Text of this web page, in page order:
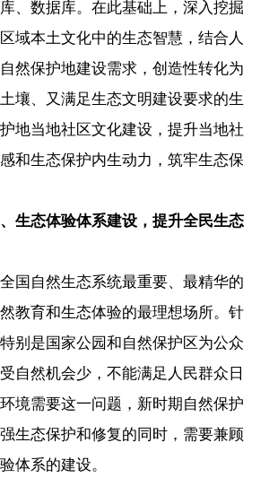
、数据库。在此基础上，深入挖掘
域本土文化中的生态智慧，结合人
然保护地建设需求，创造性转化为
壤、又满足生态文明建设要求的生
地当地社区文化建设，提升当地社
和生态保护内生动力，筑牢生态保
生态体验体系建设，提升全民生态
国自然生态系统最重要、最精华的
教育和生态体验的最理想场所。针
别是国家公园和自然保护区为公众
自然机会少，不能满足人民群众日
境需要这一问题，新时期自然保护
生态保护和修复的同时，需要兼顾
体系的建设。